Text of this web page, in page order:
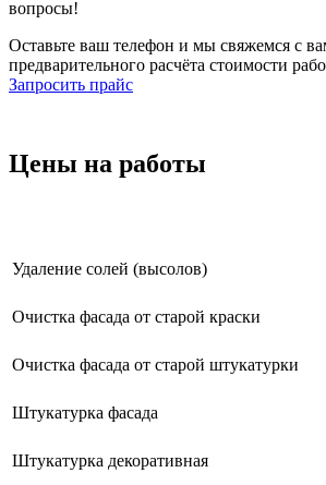
вопросы!
Оставьте ваш телефон и мы свяжемся с
предварительного расчёта стоимости
Запросить прайс
Цены на работы
Удаление солей (высолов)
Очистка фасада от старой краски
Очистка фасада от старой штукатурки
Штукатурка фасада
Штукатурка декоративная